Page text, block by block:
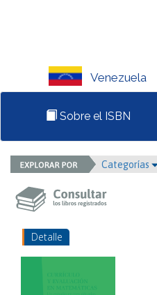
Venezuela
Sobre el ISBN
Categorías
Detalle